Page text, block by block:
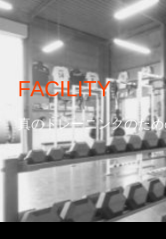
FACILITY
真のトレーニングのた